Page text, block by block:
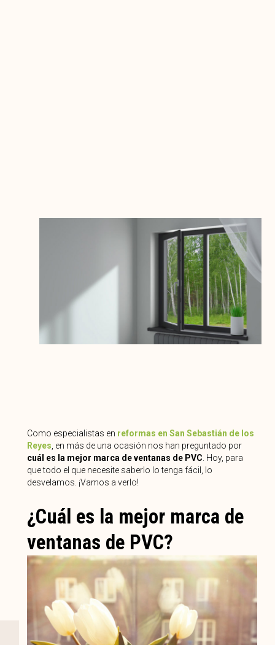
Como especialistas en reformas en San Sebastián de los
Reyes , en más de una ocasión nos han preguntado por
cuál es la mejor marca de ventanas de PVC . Hoy, para
que todo el que necesite saberlo lo tenga fácil, lo
desvelamos. ¡Vamos a verlo!
¿Cuál es la mejor marca de
ventanas de PVC?